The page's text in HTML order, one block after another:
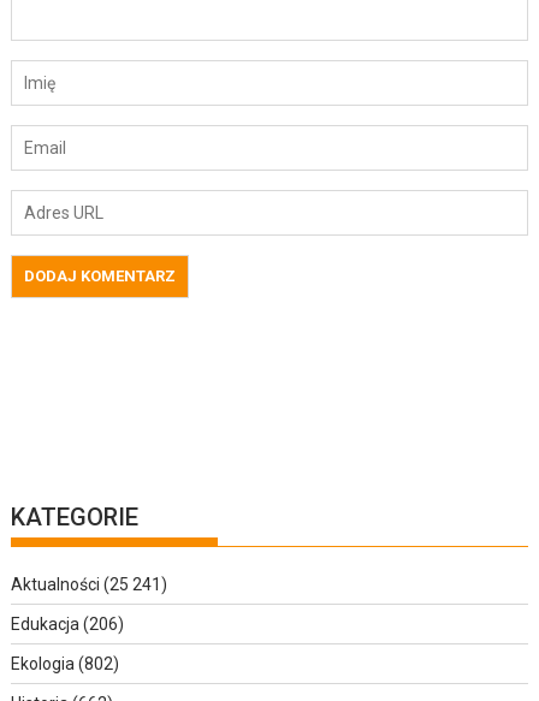
KATEGORIE
Aktualności (25 241)
Edukacja (206)
Ekologia (802)